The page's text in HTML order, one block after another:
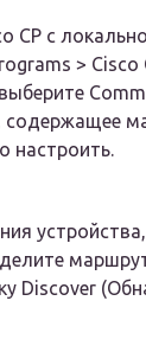
CP с
>
содержащее
настроить.
Discover